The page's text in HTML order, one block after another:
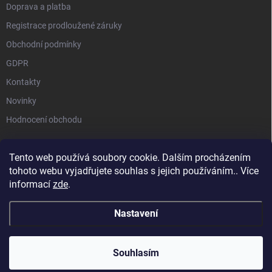
Tento web používá soubory cookie. Dalším procházením
tohoto webu vyjadřujete souhlas s jejich používáním.. Více
informací zde.
Nastavení
Souhlasím
Doprava a platba
Registrace prodloužené záruky
Obchodní podmínky
GDPR
Kontakty
Novinky
Hodnocení obchodu
STIHL | STIHL TIMBERSPORTS |
SEGWAY NAVIMOW |
MAMMOTION
Akční zahrada ToolTrade Group